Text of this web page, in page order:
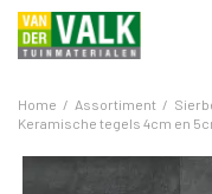
Home / Assortiment /
Keramische tegels 4cm en